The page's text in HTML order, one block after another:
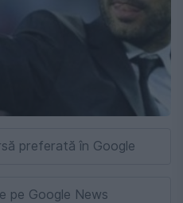
preferată în Google
pe Google News